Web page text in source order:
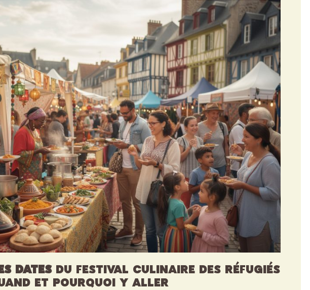
datesdu festival culinaire des réfugiés
et pourquoi y aller